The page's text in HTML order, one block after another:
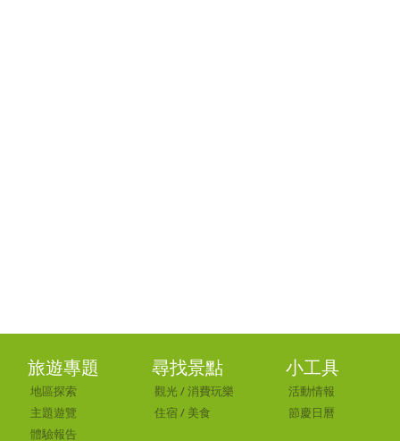
旅遊專題
地區探索
主題遊覽
體驗報告
尋找景點
觀光 /消費玩樂
住宿 / 美食
小工具
活動情報
節慶日曆